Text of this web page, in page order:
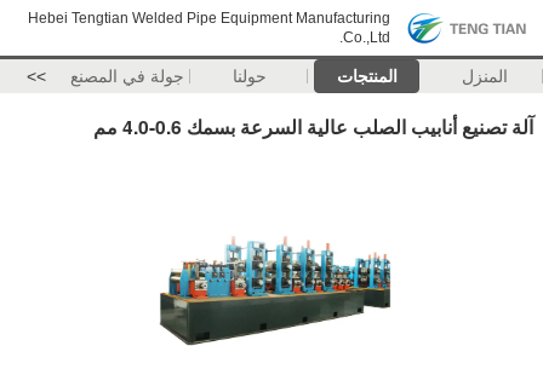
Hebei Tengtian Welded Pipe Equipment Manufacturing
Co.,Ltd.
المنزل المنتجات حولنا جولة في المصنع >>
آلة تصنيع أنابيب الصلب عالية السرعة بسمك 0.6-4.0 مم